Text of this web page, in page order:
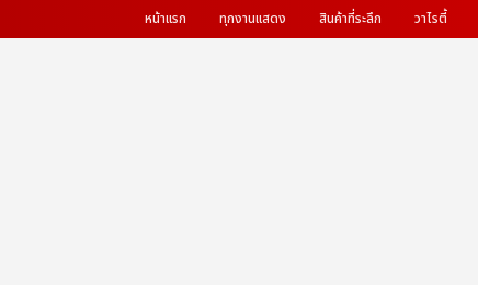
หน้าแรก ทุกงานแสดง สินค้าที่ระลึก วาไรตี้